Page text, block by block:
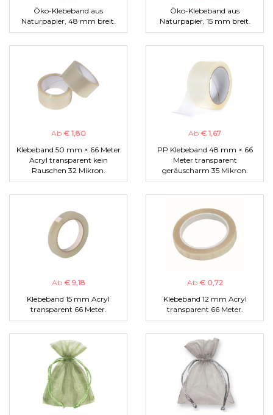
Öko-Klebeband aus
Naturpapier, 48 mm breit.
Öko-Klebeband aus
Naturpapier, 15 mm breit.
Ab € 1,80
Klebeband 50 mm × 66 Meter
Acryl transparent kein
Rauschen 32 Mikron.
Ab € 1,67
PP Klebeband 48 mm × 66
Meter transparent
geräuscharm 35 Mikron.
Ab € 9,18
Klebeband 15 mm Acryl
transparent 66 Meter.
Ab € 0,72
Klebeband 12 mm Acryl
transparent 66 Meter.